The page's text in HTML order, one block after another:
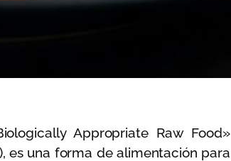
Appropriate Raw Food»
es una forma de alimentación para